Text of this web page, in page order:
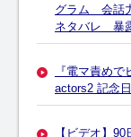
グラム 会話
ネタバレ 暴
『電マ責め
actors2 記念
【ビデオ】